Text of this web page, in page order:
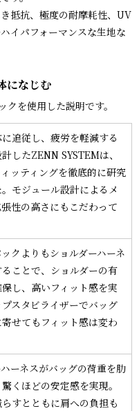
抵抗、極度の耐摩耗性、UV
イパフォーマンスな生地な
になじむ
を使用した説明です。
追従し、疲労を軽減する
したZENN SYSTEMは、
ッティングを徹底的に研究
モジュール設計によるメ
性の高さにもこだわって
クよりもショルダーハーネ
ことで、ショルダーの有
し、高いフィット感を実
スタビライザーでバッグ
せてもフィット感は変わ
ーネスがバッグの荷重を肋
くほどの安定感を実現。
すとともに肩への負担も